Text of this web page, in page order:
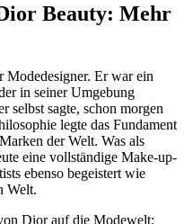
Beauty: Mehr
Er war ein
in seiner Umgebung
selbst sagte, schon morgen
legte das Fundament
der Welt. Was als
eine vollständige Make-up-
ebenso begeistert wie
Welt.
Dior auf die Modewelt: